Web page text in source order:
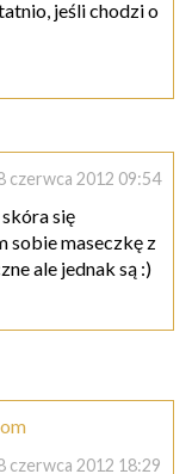
jeśli chodzi o
czerwca 2012 09:54
się
sobie maseczkę z
ale jednak są :)
czerwca 2012 18:29